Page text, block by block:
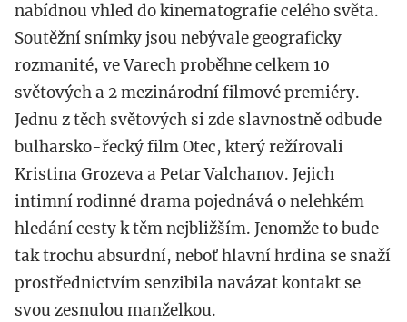
nabídnou vhled do kinematografie celého světa.
Soutěžní snímky jsou nebývale geograficky
rozmanité, ve Varech proběhne celkem 10
světových a 2 mezinárodní filmové premiéry.
Jednu z těch světových si zde slavnostně odbude
bulharsko-řecký film Otec, který režírovali
Kristina Grozeva a Petar Valchanov. Jejich
intimní rodinné drama pojednává o nelehkém
hledání cesty k těm nejbližším. Jenomže to bude
tak trochu absurdní, neboť hlavní hrdina se snaží
prostřednictvím senzibila navázat kontakt se
svou zesnulou manželkou.